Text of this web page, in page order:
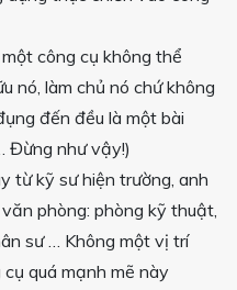
công cụ không thể
nó, làm chủ nó chứ không
đến đều là một bài
Đừng như vậy!)
từ kỹ sư hiện trường, anh
phòng: phòng kỹ thuật,
sư … Không một vị trí
quá mạnh mẽ này